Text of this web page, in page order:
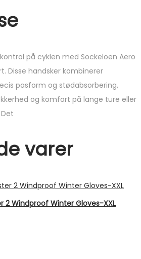
på cyklen med Sockeloen Aero
Disse handsker kombinerer
pasform og stødabsorbering,
og komfort på lange ture eller
varer
2 Windproof Winter Gloves-XXL